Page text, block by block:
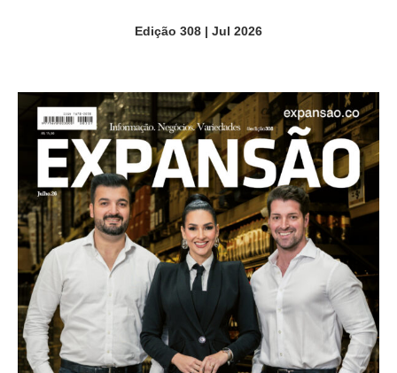
Edição 308 | Jul 2026